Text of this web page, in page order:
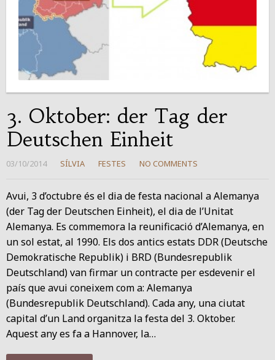
3. Oktober: der Tag der
Deutschen Einheit
03/10/2014 SÍLVIA FESTES NO COMMENTS
Avui, 3 d’octubre és el dia de festa nacional a Alemanya
(der Tag der Deutschen Einheit), el dia de l’Unitat
Alemanya. Es commemora la reunificació d’Alemanya, en
un sol estat, al 1990. Els dos antics estats DDR (Deutsche
Demokratische Republik) i BRD (Bundesrepublik
Deutschland) van firmar un contracte per esdevenir el
país que avui coneixem com a: Alemanya
(Bundesrepublik Deutschland). Cada any, una ciutat
capital d’un Land organitza la festa del 3. Oktober.
Aquest any es fa a Hannover, la…